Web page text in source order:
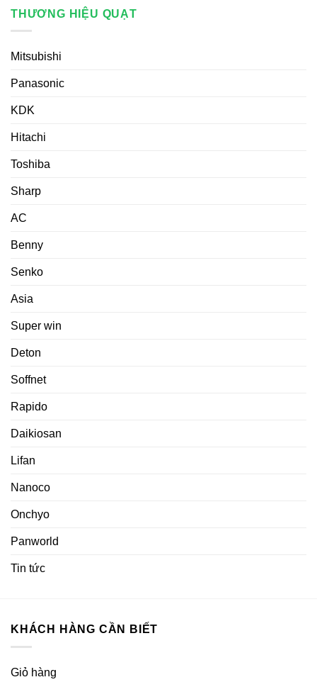
THƯƠNG HIỆU QUẠT
Mitsubishi
Panasonic
KDK
Hitachi
Toshiba
Sharp
AC
Benny
Senko
Asia
Super win
Deton
Soffnet
Rapido
Daikiosan
Lifan
Nanoco
Onchyo
Panworld
Tin tức
KHÁCH HÀNG CẦN BIẾT
Giỏ hàng